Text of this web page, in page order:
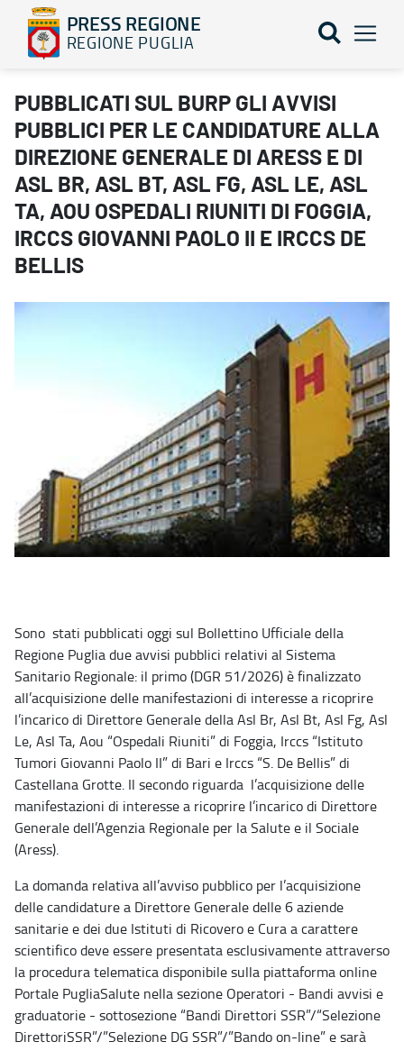
PRESS REGIONE
REGIONE PUGLIA
PUBBLICATI SUL BURP GLI AVVISI PUBBLICI PER LE
PUBBLICATI SUL BURP GLI AVVISI
PUBBLICI PER LE CANDIDATURE ALLA
DIREZIONE GENERALE DI ARESS E DI
ASL BR, ASL BT, ASL FG, ASL LE, ASL
TA, AOU OSPEDALI RIUNITI DI FOGGIA,
IRCCS GIOVANNI PAOLO II E IRCCS DE
BELLIS
Sono stati pubblicati oggi sul Bollettino Ufficiale della
Regione Puglia due avvisi pubblici relativi al Sistema
Sanitario Regionale: il primo (DGR 51/2026) è finalizzato
all’acquisizione delle manifestazioni di interesse a ricoprire
l’incarico di Direttore Generale della Asl Br, Asl Bt, Asl Fg, Asl
Le, Asl Ta, Aou “Ospedali Riuniti” di Foggia, Irccs “Istituto
Tumori Giovanni Paolo II” di Bari e Irccs “S. De Bellis” di
Castellana Grotte. Il secondo riguarda l’acquisizione delle
manifestazioni di interesse a ricoprire l’incarico di Direttore
Generale dell’Agenzia Regionale per la Salute e il Sociale
(Aress).
La domanda relativa all’avviso pubblico per l’acquisizione
delle candidature a Direttore Generale delle 6 aziende
sanitarie e dei due Istituti di Ricovero e Cura a carattere
scientifico deve essere presentata esclusivamente attraverso
la procedura telematica disponibile sulla piattaforma online
Portale PugliaSalute nella sezione Operatori - Bandi avvisi e
graduatorie - sottosezione “Bandi Direttori SSR”/“Selezione
DirettoriSSR”/”Selezione DG SSR”/”Bando on-line” e sarà